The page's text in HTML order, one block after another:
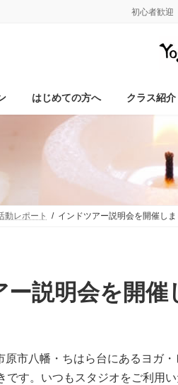
初心者歓迎
はじめての方へ クラス紹介
動レポート インドツアー説明会を開催しま
ー説明会を開催
原市八幡・ちはら台にあるヨガ
です。いつもスタジオをご利用